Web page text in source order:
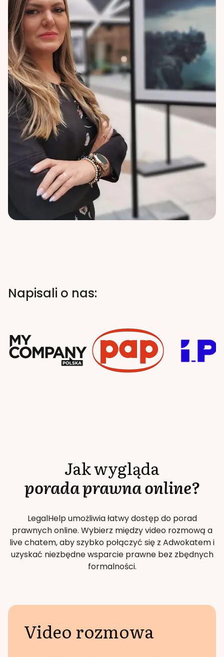
Napisali o nas:
Jak wygląda
porada prawna online?
LegalHelp umożliwia łatwy dostęp do porad
prawnych online. Wybierz między video rozmową a
live chatem, aby szybko połączyć się z Adwokatem i
uzyskać niezbędne wsparcie prawne bez zbędnych
formalności.
Video rozmowa